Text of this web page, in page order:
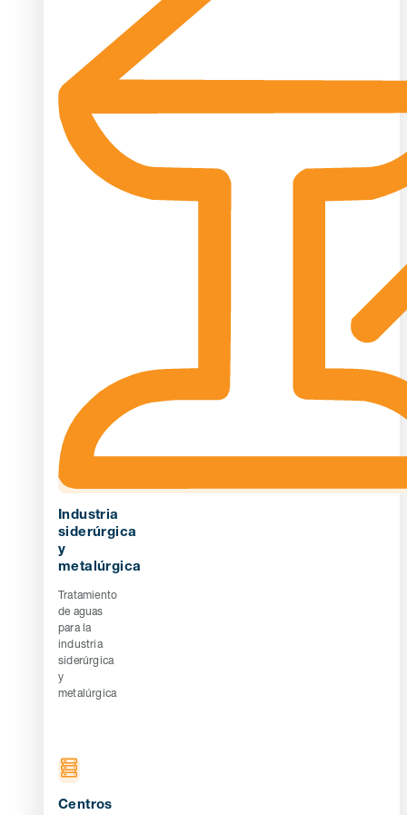
Industria
siderúrgica
y
metalúrgica
Tratamiento
de aguas
para la
industria
siderúrgica
y
metalúrgica
Centros